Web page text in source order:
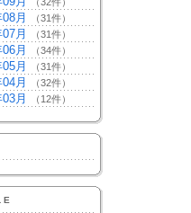
月 （31件）
月 （31件）
月 （34件）
月 （31件）
月 （32件）
月 （12件）